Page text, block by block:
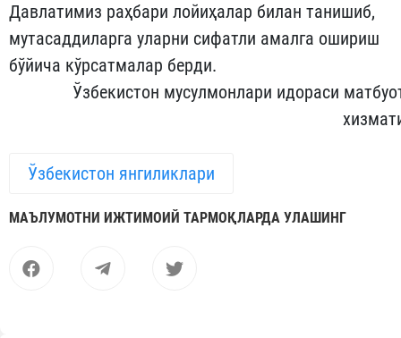
Давлатимиз раҳбари лойиҳалар билан танишиб,
мутасаддиларга уларни сифатли амалга ошириш
бўйича кўрсатмалар берди.
Ўзбекистон мусулмонлари идораси
Ўзбекистон янгиликлари
МАЪЛУМОТНИ ИЖТИМОИЙ ТАРМОҚЛАРДА УЛАШИНГ